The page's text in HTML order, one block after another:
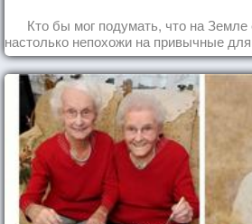
Кто бы мог подумать, что на Земле
настолько непохожи на привычные
что кажутся и вовсе